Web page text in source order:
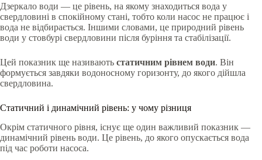
Дзеркало води — це рівень, на якому знаходиться вода у
свердловині в спокійному стані, тобто коли насос не працює і
вода не відбирається. Іншими словами, це природний рівень
води у стовбурі свердловини після буріння та стабілізації.
Цей показник ще називають статичним рівнем води. Він
формується завдяки водоносному горизонту, до якого дійшла
свердловина.
Статичний і динамічний рівень: у чому різниця
Окрім статичного рівня, існує ще один важливий показник —
динамічний рівень води. Це рівень, до якого опускається вода
під час роботи насоса.